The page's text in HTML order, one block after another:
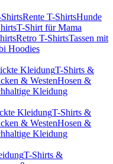
Rente T-ShirtsHunde
T-Shirt für Mama
Retro T-ShirtsTassen mit
Hoodies
KleidungT-Shirts &
& WestenHosen &
Kleidung
KleidungT-Shirts &
& WestenHosen &
Kleidung
T-Shirts &